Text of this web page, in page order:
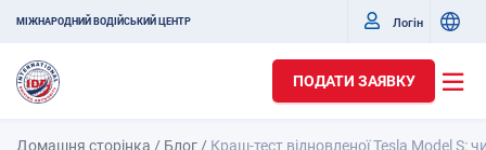
МІЖНАРОДНИЙ ВОДІЙСЬКИЙ ЦЕНТР Логін
ПОДАТИ ЗАЯВКУ
Домашня сторінка / Блог / Краш-тест відновленої Tesla Model S: